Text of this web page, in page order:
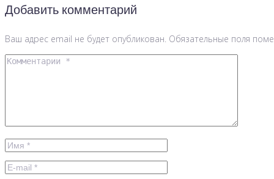
Добавить комментарий
Ваш адрес email не будет опубликован. Обязательные поля